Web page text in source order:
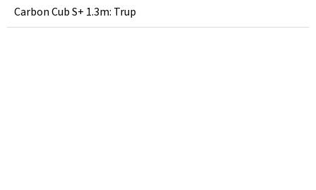
Carbon Cub S+ 1.3m: Trup